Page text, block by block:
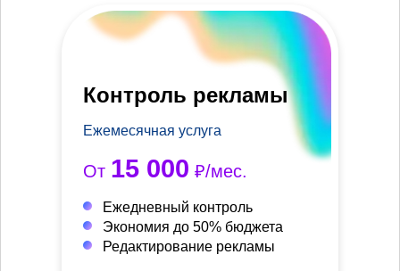
Контроль рекламы
Ежемесячная услуга
От 15 000 ₽/мес.
Ежедневный контроль
Экономия до 50% бюджета
Редактирование рекламы